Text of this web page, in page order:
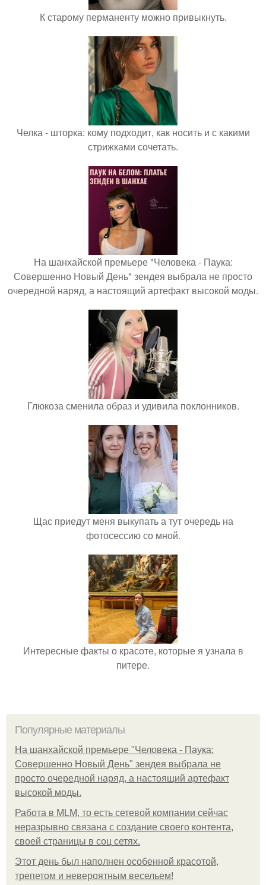
К старому перманенту можно привыкнуть.
Челка - шторка: кому подходит, как носить и с какими
стрижками сочетать.
На шанхайской премьере "Человека - Паука:
Совершенно Новый День" зендея выбрала не просто
очередной наряд, а настоящий артефакт высокой моды.
Глюкоза сменила образ и удивила поклонников.
Щас приедут меня выкупать а тут очередь на
фотосессию со мной.
Интересные факты о красоте, которые я узнала в
питере.
Популярные материалы
На шанхайской премьере "Человека - Паука:
Совершенно Новый День" зендея выбрала не
просто очередной наряд, а настоящий артефакт
высокой моды.
Работа в MLM, то есть сетевой компании сейчас
неразрывно связана с создание своего контента,
своей страницы в соц сетях.
Этот день был наполнен особенной красотой,
трепетом и невероятным весельем!